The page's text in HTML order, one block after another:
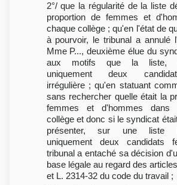
2°/ que la régularité de la liste
proportion de femmes et
chaque collège ; qu'en l'état de
à pourvoir, le tribunal a annulé
Mme P..., deuxième élue du
aux motifs que la liste,
uniquement deux
irrégulière ; qu'en statuant
sans rechercher quelle était la
femmes et d'hommes dans
collège et donc si le syndicat
présenter, sur une liste
uniquement deux candidats
tribunal a entaché sa décision
base légale au regard des
et L. 2314-32 du code du travail ;